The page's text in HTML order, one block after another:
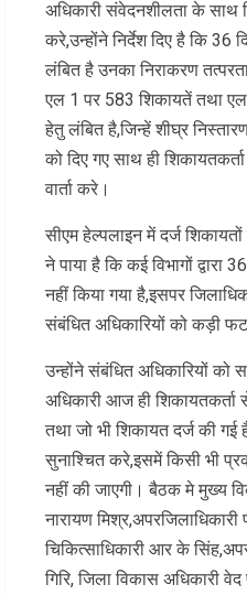
अधिकारी संवेदनशीलता के साथ
करे,उन्होंने निर्देश दिए है कि 36
लंबित है उनका निराकरण
एल 1 पर 583 शिकायतें तथा
हेतु लंबित है,जिन्हें शीघ्र
को दिए गए साथ ही
वार्ता करे।
सीएम हेल्पलाइन में दर्ज
ने पाया है कि कई विभागों द्वारा
नहीं किया गया है,इसपर
संबंधित अधिकारियों को कड़ी
उन्होंने संबंधित अधिकारियों को
अधिकारी आज ही शिकायतकर्ता
तथा जो भी शिकायत दर्ज की
सुनाश्चित करे,इसमें किसी भी
नहीं की जाएगी। बैठक मे मुख्य
नारायण
चिकित्साधिकारी आर के
गिरि, जिला विकास अधिकारी